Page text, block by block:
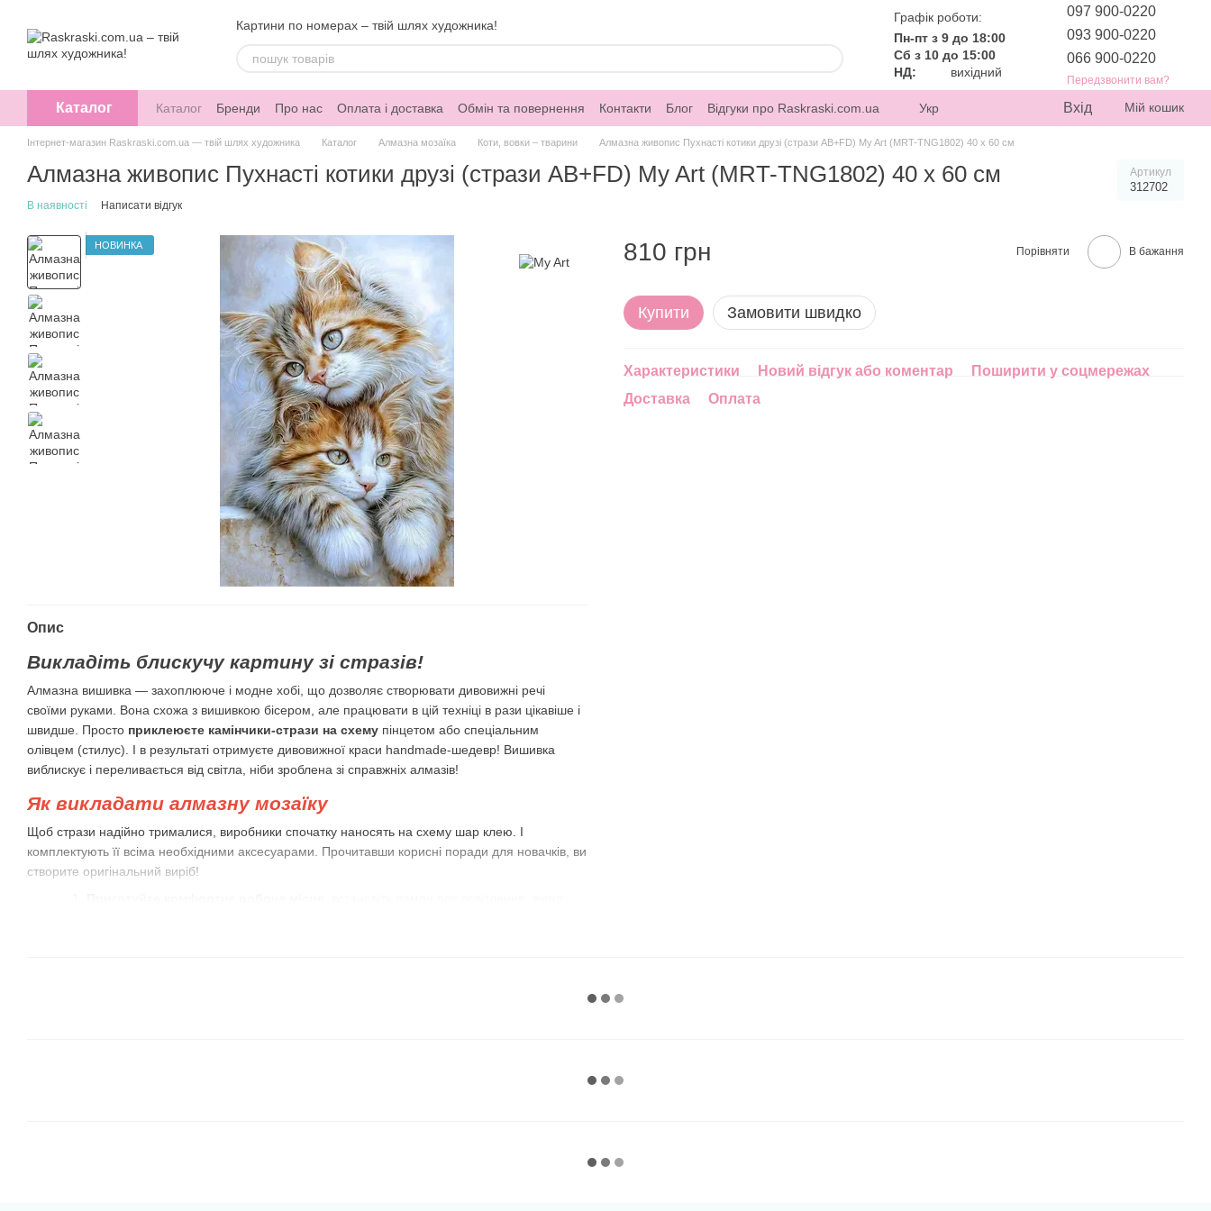
Картини по номерах – твій шлях художника!
Графік роботи:
Пн-пт з 9 до 18:00
Сб з 10 до 15:00
НД:
вихідний
097 900-0220
093 900-0220
066 900-0220
Передзвонити вам?
Каталог Каталог Бренди Про нас Оплата і доставка Обмін та повернення Контакти Блог Відгуки про Raskraski.com.ua Укр Вхід Мій кошик
Інтернет-магазин Raskraski.com.ua — твій шлях художника Каталог Алмазна мозаїка Коти, вовки – тварини Алмазна живопис Пухнасті котики друзі (стрази AB+FD) My Art (MRT-TNG1802) 40 х 60 см
Алмазна живопис Пухнасті котики друзі (стрази AB+FD) My Art (MRT-TNG1802) 40 х 60 см Артикул
312702
В наявності Написати відгук
НОВИНКА
Опис
Викладіть блискучу картину зі стразів!
Алмазна вишивка — захоплююче і модне хобі, що дозволяє створювати дивовижні речі
своїми руками. Вона схожа з вишивкою бісером, але працювати в цій техніці в рази цікавіше і
швидше. Просто приклеюєте камінчики-стрази на схему пінцетом або спеціальним
олівцем (стилус). І в результаті отримуєте дивовижної краси handmade-шедевр! Вишивка
виблискує і переливається від світла, ніби зроблена зі справжніх алмазів!
Як викладати алмазну мозаїку
Щоб стрази надійно трималися, виробники спочатку наносять на схему шар клею. І
комплектують її всіма необхідними аксесуарами. Прочитавши корисні поради для новачків, ви
створите оригінальний виріб!
810 грн Порівняти В бажання
Купити Замовити швидко
Характеристики Новий відгук або коментар
Поширити у соцмережах
Доставка
Оплата